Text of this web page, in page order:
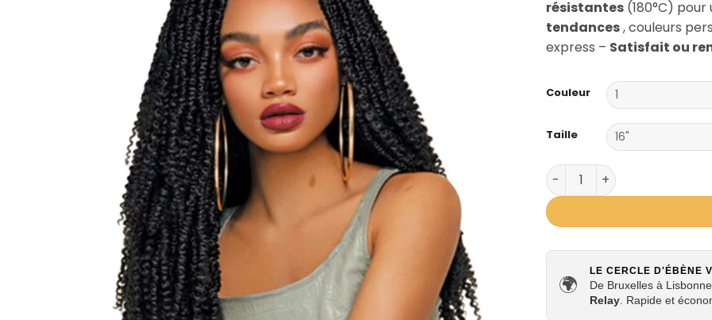
résistantes (180°C) pour
tendances, couleurs
express – Satisfait ou
Couleur
Taille
quantité de Mèches Urban
🌍
LE CERCLE D'ÉBÈNE
De Bruxelles à
Relay . Rapide et